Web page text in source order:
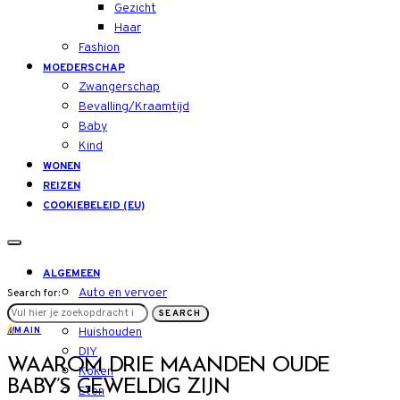
Gezicht
Haar
Fashion
MOEDERSCHAP
Zwangerschap
Bevalling/Kraamtijd
Baby
Kind
WONEN
REIZEN
COOKIEBELEID (EU)
ALGEMEEN
Auto en vervoer
LIFESTYLE
Huishouden
DIY
Koken
Eten
Search for:
SEARCH
MMAIN
WAAROM DRIE MAANDEN OUDE
BABY’S GEWELDIG ZIJN